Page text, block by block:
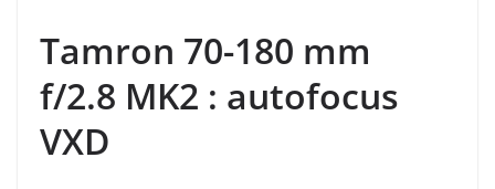
Tamron 70-180 mm
f/2.8 MK2 : autofocus
VXD